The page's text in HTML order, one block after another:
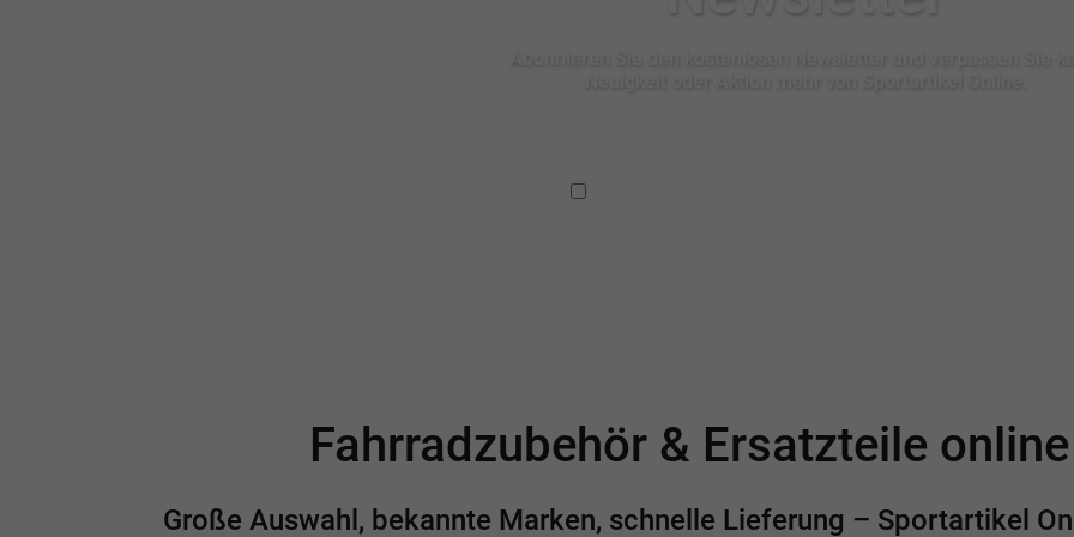
Ich habe die
Fahrradzubehör & Ersatzteile
Große Auswahl, bekannte Marken, schnelle Lieferung – Sportartikel